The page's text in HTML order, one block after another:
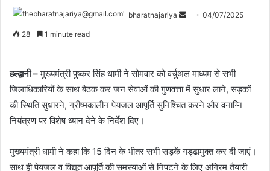
bharatnajariya 04/07/2025
28 1 minute read
हल्द्वानी –मुख्यमंत्री पुष्कर सिंह धामी ने सोमवार को वर्चुअल माध्यम से सभी
जिलाधिकारियों के साथ बैठक कर जन सेवाओं की गुणवत्ता में सुधार लाने, सड़कों
की स्थिति सुधारने, ग्रीष्मकालीन पेयजल आपूर्ति सुनिश्चित करने और वनाग्नि
नियंत्रण पर विशेष ध्यान देने के निर्देश दिए।
मुख्यमंत्री धामी ने कहा कि 15 दिन के भीतर सभी सड़कें गड्ढामुक्त कर दी जाएं।
साथ ही पेयजल व विद्युत आपूर्ति की समस्याओं से निपटने के लिए अग्रिम तैयारी